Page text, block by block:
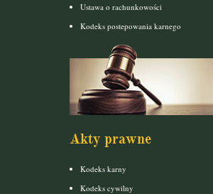
Ustawa o rachunkowości
Kodeks postepowania karnego
Akty prawne
Kodeks karny
Kodeks cywilny